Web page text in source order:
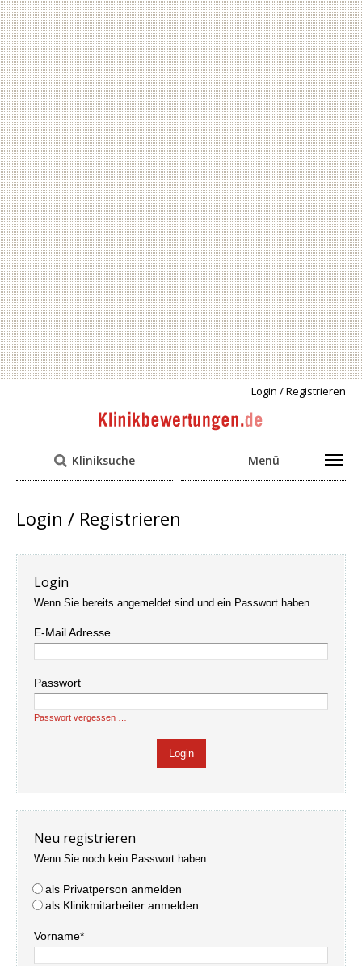
Login / Registrieren
Kliniksuche Menü
Login / Registrieren
Login
Wenn Sie bereits angemeldet sind und ein Passwort haben.
E-Mail Adresse
Passwort
Passwort vergessen …
Neu registrieren
Wenn Sie noch kein Passwort haben.
als Privatperson anmelden
als Klinikmitarbeiter anmelden
Vorname*